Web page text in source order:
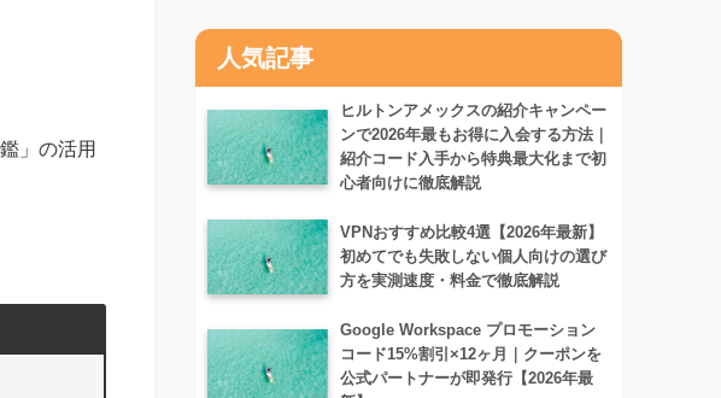
」の活用
人気記事
ヒルトンアメックスの紹介キャンペー
ンで2026年最もお得に入会する方法｜
紹介コード入手から特典最大化まで初
心者向けに徹底解説
VPNおすすめ比較4選【2026年最新】
初めてでも失敗しない個人向けの選び
方を実測速度・料金で徹底解説
Google Workspace プロモーション
コード15%割引×12ヶ月｜クーポンを
公式パートナーが即発行【2026年最